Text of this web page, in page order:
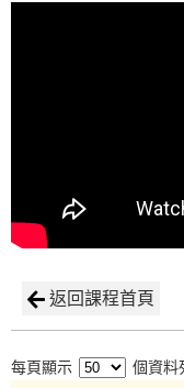
返回課程首頁
每頁顯示 個資料